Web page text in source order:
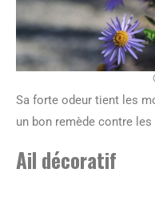
Sa forte odeur tient les
un bon remède contre
Ail décoratif